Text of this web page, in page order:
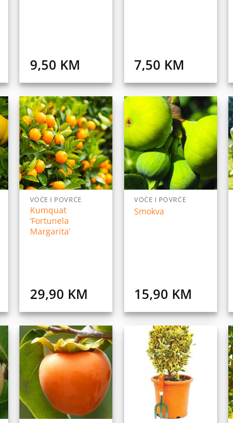
9,50 KM 7,50 KM
Dodaj
na
listu
želja
VOĆE I POVRĆE
Kumquat
‘Fortunela
Margarita’
29,90 KM
Dodaj
na
želja
VOĆE I POVRĆE
Smokva
15,90 KM
Dodaj
na
listu
želja
Dodaj
listu
želja